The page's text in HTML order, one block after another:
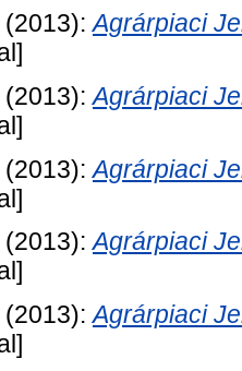
(2013):Agrárpiaci
(2013):Agrárpiaci
(2013):Agrárpiaci
(2013):Agrárpiaci
(2013):Agrárpiaci